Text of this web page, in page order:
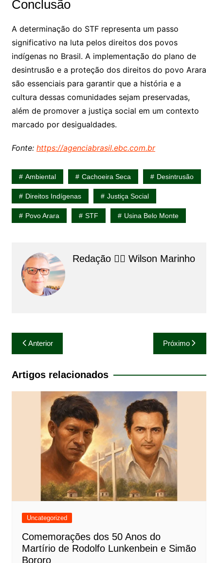
Conclusão
A determinação do STF representa um passo
significativo na luta pelos direitos dos povos
indígenas no Brasil. A implementação do plano de
desintrusão e a proteção dos direitos do povo Arara
são essenciais para garantir que a história e a
cultura dessas comunidades sejam preservadas,
além de promover a justiça social em um contexto
marcado por desigualdades.
Fonte: https://agenciabrasil.ebc.com.br
Ambiental Cachoeira Seca Desintrusão
Direitos Indígenas Justiça Social
Povo Arara STF Usina Belo Monte
Redação 👨‍⚖️​ Wilson Marinho
Navegação
de
Post
Anterior Próximo
Artigos relacionados
Uncategorized
Comemorações dos 50 Anos do
Martírio de Rodolfo Lunkenbein e Simão
Bororo